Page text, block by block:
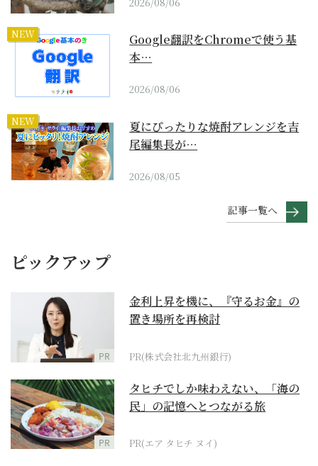
NEW
Google翻訳をChromeで使う基
本…
2026/08/06
NEW
夏にぴったりな焼酎アレンジを吉
尾編集長が…
2026/08/05
記事一覧へ
ピックアップ
PR
金利上昇を機に、『守るお金』の
置き場所を再検討
PR(株式会社北九州銀行)
PR
タヒチでしか味わえない、「海の
民」の記憶へとつながる旅
PR(エア タヒチ ヌイ)